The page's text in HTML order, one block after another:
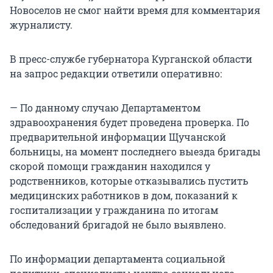
Новоселов не смог найти время для комментария
журналисту.
В пресс-службе губернатора Курганской области
на запрос редакции ответили оперативно:
— По данному случаю Департаментом
здравоохранения будет проведена проверка. По
предварительной информации Щучанской
больницы, на момент последнего выезда бригады
скорой помощи гражданин находился у
родственников, которые отказывались пустить
медицинских работников в дом, показаний к
госпитализации у гражданина по итогам
обследований бригадой не было выявлено.
По информации департамента социальной